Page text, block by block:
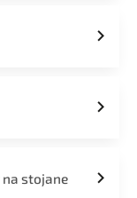
na stojane